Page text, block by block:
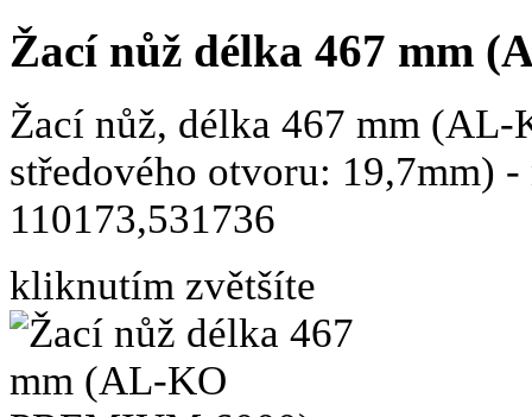
Žací nůž délka 467 mm
Žací nůž, délka 467 mm
středového otvoru: 19,7mm)
110173,531736
kliknutím zvětšíte